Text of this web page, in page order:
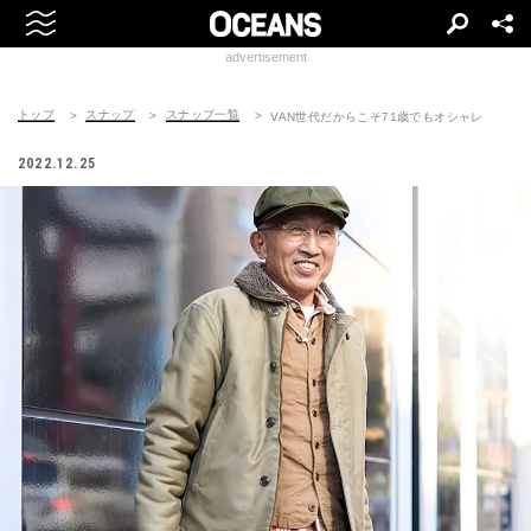
advertisement
トップ スナップ スナップ一覧 VAN世代だからこそ71歳でもオシャレ
2022.12.25